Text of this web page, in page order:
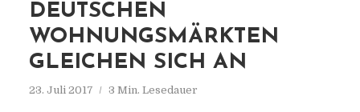
DEUTSCHEN
WOHNUNGSMÄRKTEN
GLEICHEN SICH AN
23. Juli 2017 3 Min. Lesedauer